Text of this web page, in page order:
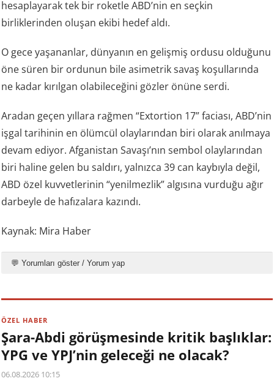
hesaplayarak tek bir roketle ABD’nin en seçkin
birliklerinden oluşan ekibi hedef aldı.
O gece yaşananlar, dünyanın en gelişmiş ordusu olduğunu
öne süren bir ordunun bile asimetrik savaş koşullarında
ne kadar kırılgan olabileceğini gözler önüne serdi.
Aradan geçen yıllara rağmen “Extortion 17” faciası, ABD’nin
işgal tarihinin en ölümcül olaylarından biri olarak anılmaya
devam ediyor. Afganistan Savaşı’nın sembol olaylarından
biri haline gelen bu saldırı, yalnızca 39 can kaybıyla değil,
ABD özel kuvvetlerinin “yenilmezlik” algısına vurduğu ağır
darbeyle de hafızalara kazındı.
Kaynak: Mira Haber
💬 Yorumları göster / Yorum yap
ÖZEL HABER
Şara-Abdi görüşmesinde kritik başlıklar:
YPG ve YPJ’nin geleceği ne olacak?
06.08.2026 10:15